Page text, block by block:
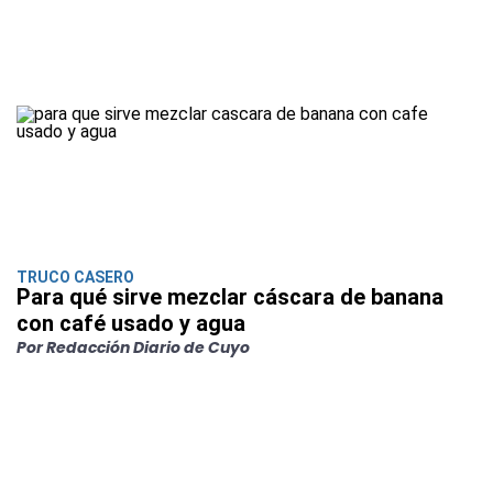
TRUCO CASERO
Para qué sirve mezclar cáscara de banana
con café usado y agua
Por Redacción Diario de Cuyo